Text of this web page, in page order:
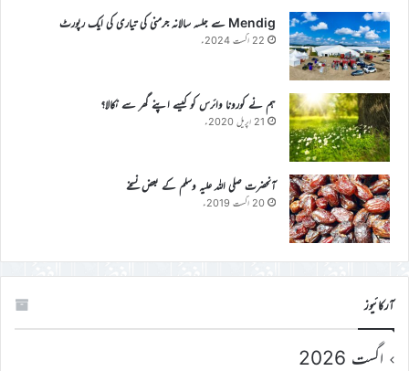
Mendig سے جلسہ سالانہ جرمنی کی تیاری کی ایک رپورٹ
22 اگست 2024ء
ہم نے کورونا وائرس کو کیسے اپنے گھر سے نکالا؟
21 اپریل 2020ء
آنحضرت صلی اللہ علیہ وسلم کے بعض نسخے
20 اگست 2019ء
آرکائیوز
اگست 2026